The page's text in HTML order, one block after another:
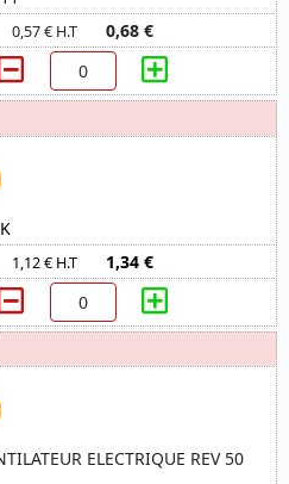
0,57 € H.T 0,68 €
1,12 € H.T 1,34 €
ELECTRIQUE REV 50